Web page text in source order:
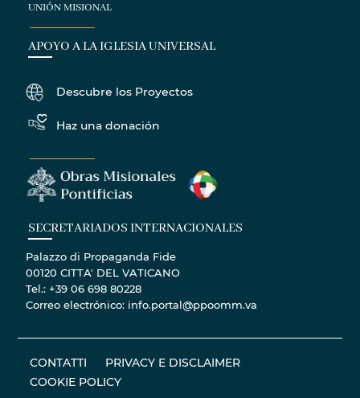
UNIÓN MISIONAL
APOYO A LA IGLESIA UNIVERSAL
Descubre los Proyectos
Haz una donación
SECRETARIADOS INTERNACIONALES
Palazzo di Propaganda Fide
00120 CITTA' DEL VATICANO
Tel.: +39 06 698 80228
Correo electrónico: info.portal@ppoomm.va
CONTATTI
PRIVACY E DISCLAIMER
COOKIE POLICY